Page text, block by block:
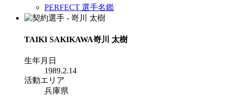
PERFECT 選手名鑑
TAIKI SAKIKAWA嵜川 太樹
生年月日
1989.2.14
活動エリア
兵庫県